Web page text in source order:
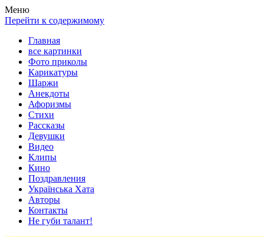
Весела хата — прикольные картинки, смешные истории,
клипы!
Покажем всем ваши фото приколы, карикатуры, шаржи, стихи,
рассказы, видео и песни!
Меню
Перейти к содержимому
Главная
все картинки
Фото приколы
Карикатуры
Шаржи
Анекдоты
Афоризмы
Стихи
Рассказы
Девушки
Видео
Клипы
Кино
Поздравления
Українська Хата
Авторы
Контакты
Не губи талант!